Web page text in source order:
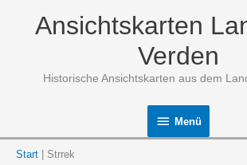
Ansichtskarten
Verden
Historische Ansichtskarten aus dem
Menü
Menü
Start Strrek